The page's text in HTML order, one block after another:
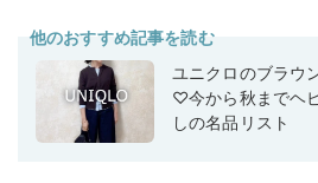
他のおすすめ記事を読む
ユニクロのブラウ
♡今から秋までヘ
しの名品リスト